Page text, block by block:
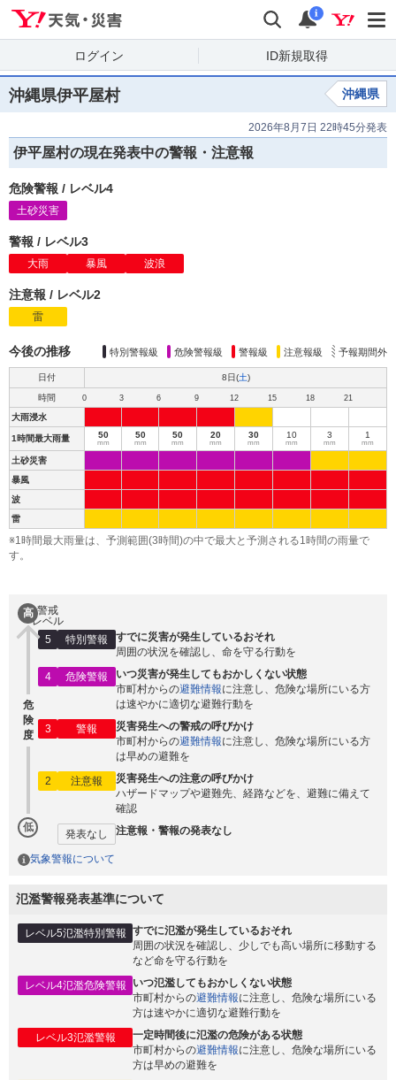
検索 通知
i
ログイン ID新規取得
沖縄県伊平屋村 沖縄県
2026年8月7日 22時45分発表
伊平屋村の現在発表中の警報・注意報
危険警報 / レベル4
土砂災害
険
報
警報 / レベル3
大雨 暴風 波浪
注意報 / レベル2
雷
今後の推移 特別警報級 危険警報級 警報級 注意報級 予報期間外
日付 8日(土)
時間 0 3 6 9 12 15 18 21
大雨浸水
1時間最大雨量 50
mm
50
mm
50
mm
20
mm
30
mm
10
mm
3
mm
1
mm
土砂災害
暴風
波
雷
※1時間最大雨量は、予測範囲(3時間)の中で最大と予測される1時間の雨量で
す。
高
危
険
度
低
警戒
レベル
5
特別警報
すでに災害が発生しているおそれ
周囲の状況を確認し、命を守る行動を
4
危険警報
いつ災害が発生してもおかしくない状態
市町村からの避難情報に注意し、危険な場所にいる方
は速やかに適切な避難行動を
3
警報
災害発生への警戒の呼びかけ
市町村からの避難情報に注意し、危険な場所にいる方
は早めの避難を
2
注意報
災害発生への注意の呼びかけ
ハザードマップや避難先、経路などを、避難に備えて
確認
発表なし 注意報・警報の発表なし
気象警報について
氾濫警報発表基準について
レベル5氾濫特別警報 すでに氾濫が発生しているおそれ
周囲の状況を確認し、少しでも高い場所に移動する
など命を守る行動を
レベル4氾濫危険警報
いつ氾濫してもおかしくない状態
市町村からの避難情報に注意し、危険な場所にいる
方は速やかに適切な避難行動を
レベル3氾濫警報
一定時間後に氾濫の危険がある状態
市町村からの避難情報に注意し、危険な場所にいる
方は早めの避難を